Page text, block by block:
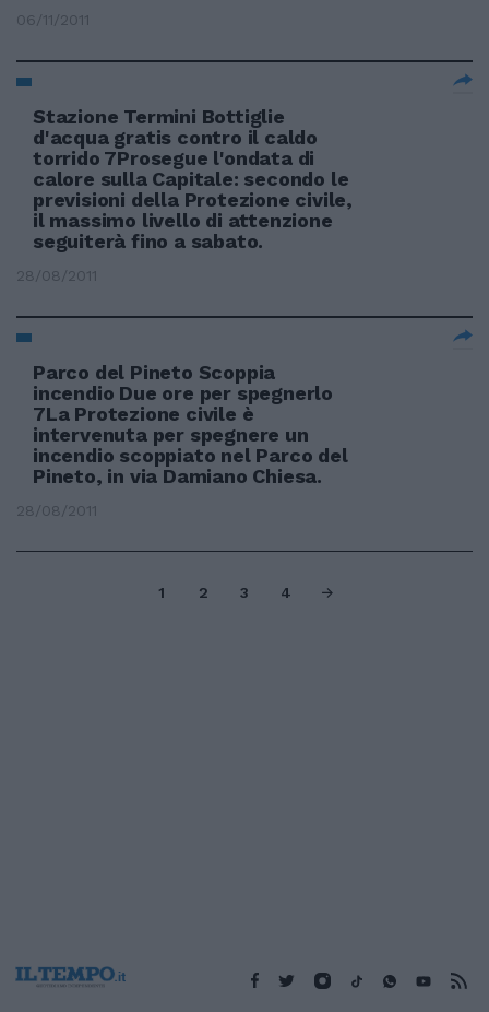
06/11/2011
Stazione Termini Bottiglie
d'acqua gratis contro il caldo
torrido 7Prosegue l'ondata di
calore sulla Capitale: secondo le
previsioni della Protezione civile,
il massimo livello di attenzione
seguiterà fino a sabato.
28/08/2011
Parco del Pineto Scoppia
incendio Due ore per spegnerlo
7La Protezione civile è
intervenuta per spegnere un
incendio scoppiato nel Parco del
Pineto, in via Damiano Chiesa.
28/08/2011
1 2 3 4